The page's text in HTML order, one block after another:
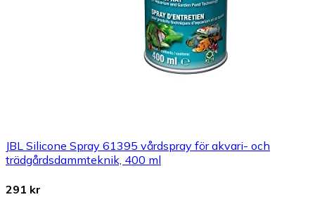
JBL Silicone Spray 61395 vårdspray för akvari- och
trädgårdsdammteknik, 400 ml
291 kr